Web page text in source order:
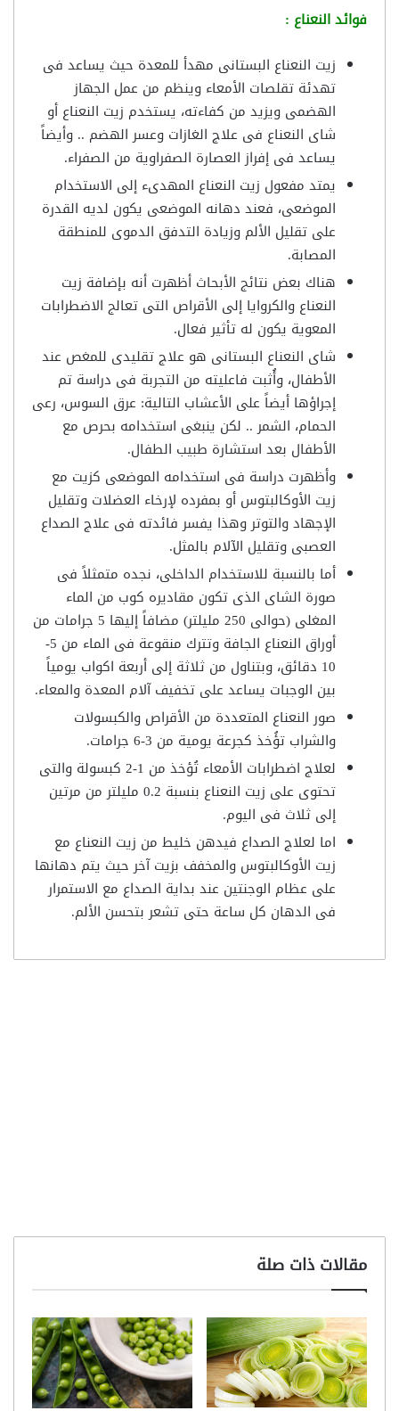
فوائد النعناع :
زيت النعناع البستانى مهدأ للمعدة حيث يساعد فى
تهدئة تقلصات الأمعاء وينظم من عمل الجهاز
الهضمى ويزيد من كفاءته، يستخدم زيت النعناع أو
شاى النعناع فى علاج الغازات وعسر الهضم .. وأيضاً
يساعد فى إفراز العصارة الصفراوية من الصفراء.
يمتد مفعول زيت النعناع المهدىء إلى الاستخدام
الموضعى، فعند دهانه الموضعى يكون لديه القدرة
على تقليل الألم وزيادة التدفق الدموى للمنطقة
المصابة.
هناك بعض نتائج الأبحاث أظهرت أنه بإضافة زيت
النعناع والكروايا إلى الأقراص التى تعالج الاضطرابات
المعوية يكون له تأثير فعال.
شاى النعناع البستانى هو علاج تقليدى للمغص عند
الأطفال، وأُثبت فاعليته من التجربة فى دراسة تم
إجراؤها أيضاً على الأعشاب التالية: عرق السوس، رعى
الحمام، الشمر .. لكن ينبغى استخدامه بحرص مع
الأطفال بعد استشارة طبيب الطفال.
وأظهرت دراسة فى استخدامه الموضعى كزيت مع
زيت الأوكالبتوس أو بمفرده لإرخاء العضلات وتقليل
الإجهاد والتوتر وهذا يفسر فائدته فى علاج الصداع
العصبى وتقليل الآلام بالمثل.
أما بالنسبة للاستخدام الداخلى، نجده متمثلاً فى
صورة الشاى الذى تكون مقاديره كوب من الماء
المغلى (حوالى 250 مليلتر) مضافاً إليها 5 جرامات من
أوراق النعناع الجافة وتترك منقوعة فى الماء من 5-
10 دقائق، وبتناول من ثلاثة إلى أربعة اكواب يومياً
بين الوجبات يساعد على تخفيف آلام المعدة والمعاء.
صور النعناع المتعددة من الأقراص والكبسولات
والشراب تؤُخذ كجرعة يومية من 3-6 جرامات.
لعلاج اضطرابات الأمعاء تُؤخذ من 1-2 كبسولة والتى
تحتوى على زيت النعناع بنسبة 0.2 مليلتر من مرتين
إلى ثلاث فى اليوم.
اما لعلاج الصداع فيدهن خليط من زيت النعناع مع
زيت الأوكالبتوس والمخفف بزيت آخر حيث يتم دهانها
على عظام الوجنتين عند بداية الصداع مع الاستمرار
فى الدهان كل ساعة حتى تشعر بتحسن الألم.
مقالات ذات صلة